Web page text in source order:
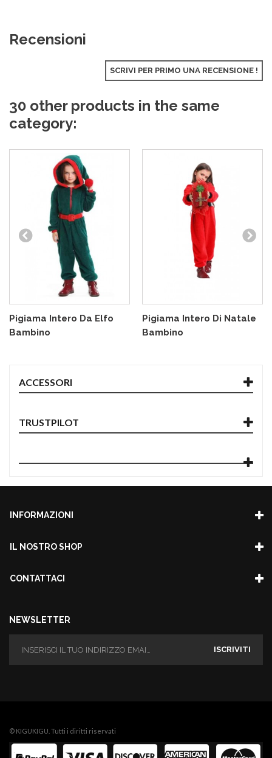
Recensioni
SCRIVI PER PRIMO UNA RECENSIONE !
30 other products in the same
category:
Pigiama Intero Da Elfo
Bambino
Pigiama Intero Di Natale
Bambino
ACCESSORI
TRUSTPILOT
INFORMAZIONI
IL NOSTRO SHOP
CONTATTACI
NEWSLETTER
ISCRIVITI
© KIGUKIGU. Tutti i diritti riservati